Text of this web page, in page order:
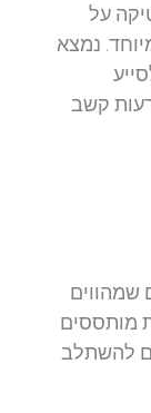
על
נמצא
קשב
מותססים
להשתלב